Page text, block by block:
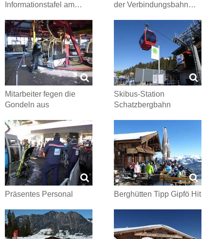
Informationstafel am…
der Verbindungsbahn…
Mitarbeiter fegen die
Gondeln aus
Skibus-Station
Schatzbergbahn
Präsentes Personal Berghütten Tipp Gipfö Hit